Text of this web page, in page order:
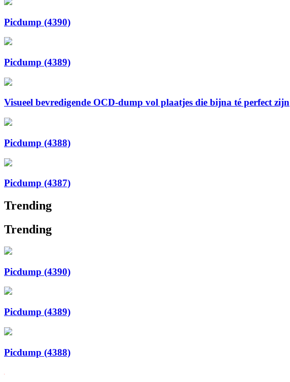
Picdump (4390)
Picdump (4389)
Visueel bevredigende OCD-dump vol plaatjes die bijna té perfect zijn
Picdump (4388)
Picdump (4387)
Trending
Trending
Picdump (4390)
Picdump (4389)
Picdump (4388)